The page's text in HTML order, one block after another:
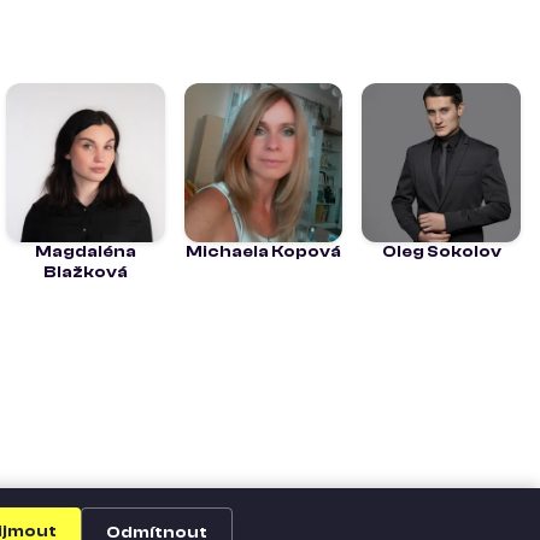
Magdaléna
Blažková
Michaela Kopová Oleg Sokolov
Odmítnout